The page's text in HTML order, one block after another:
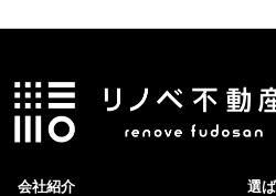
会社紹介
選